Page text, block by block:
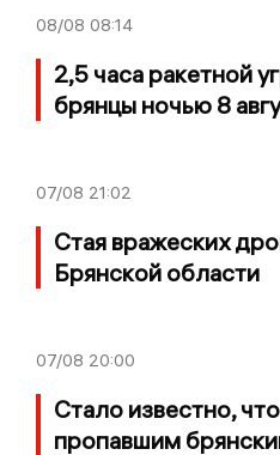
08/08 08:14
2,5 часа ракетной
брянцы ночью 8
07/08 21:02
Стая вражеских
Брянской области
07/08 20:00
Стало известно,
пропавшим